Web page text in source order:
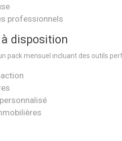
professionnels
disposition
pack mensuel incluant des outils